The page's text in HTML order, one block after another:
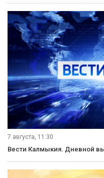
7 августа, 11:30
Вести Калмыкия. Дневной